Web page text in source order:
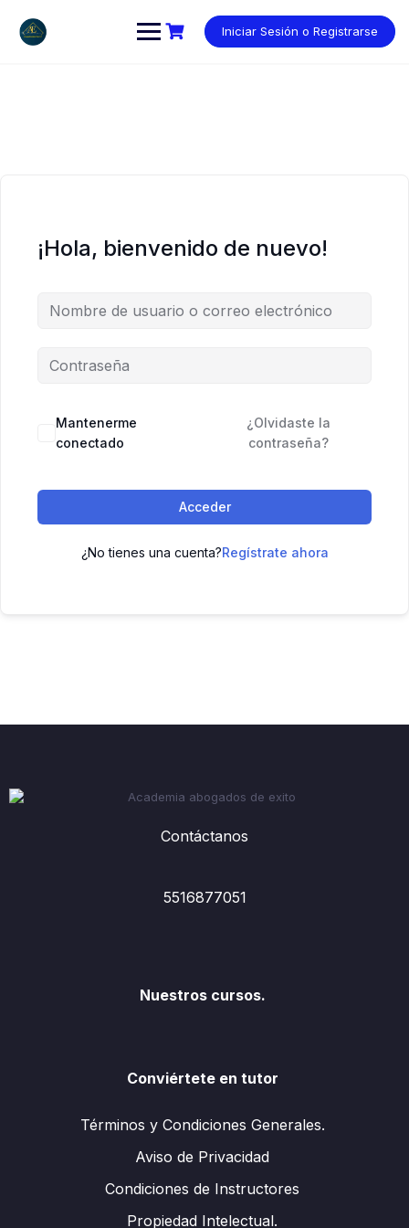
contenido
Iniciar Sesión o Registrarse
¡Hola, bienvenido de nuevo!
Mantenerme
conectado
¿Olvidaste la
contraseña?
Acceder
¿No tienes una cuenta?Regístrate ahora
Contáctanos
5516877051
Nuestros cursos.
Conviértete en tutor
Términos y Condiciones Generales.
Aviso de Privacidad
Condiciones de Instructores
Propiedad Intelectual.